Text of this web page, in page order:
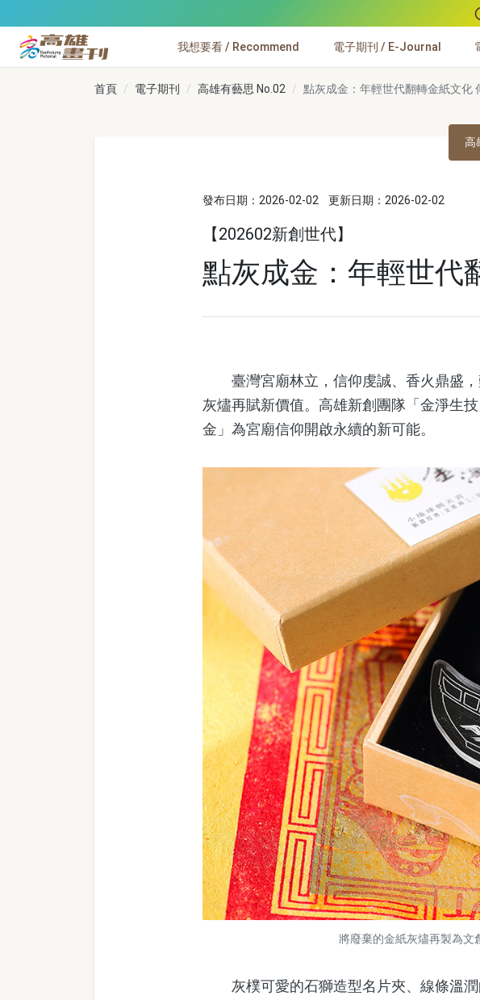
高雄畫刊
我想要看 / Recommend 電子期刊 / E-Journal
首頁 電子期刊 高雄有藝思 No.02 點灰成金：年輕世代翻轉金紙文化
高
發布日期：2026-02-02 更新日期：2026-02-02
【202602新創世代】
點灰成金：年輕世代
臺灣宮廟林立，信仰虔誠、香火鼎盛，
灰燼再賦新價值。高雄新創團隊「金淨生
金」為宮廟信仰開啟永續的新可能。
將廢棄的金紙灰燼再製為
灰樸可愛的石獅造型名片夾、線條溫潤